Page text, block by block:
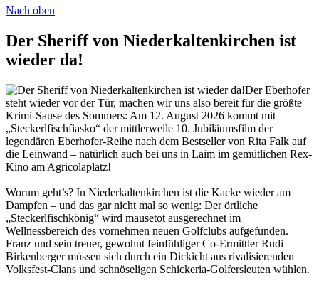
Nach oben
Der Sheriff von Niederkaltenkirchen ist
wieder da!
Der Eberhofer
steht wieder vor der Tür, machen wir uns also bereit für die größte
Krimi-Sause des Sommers: Am 12. August 2026 kommt mit
„Steckerlfischfiasko“ der mittlerweile 10. Jubiläumsfilm der
legendären Eberhofer-Reihe nach dem Bestseller von Rita Falk auf
die Leinwand – natürlich auch bei uns in Laim im gemütlichen Rex-
Kino am Agricolaplatz!
Worum geht’s? In Niederkaltenkirchen ist die Kacke wieder am
Dampfen – und das gar nicht mal so wenig: Der örtliche
„Steckerlfischkönig“ wird mausetot ausgerechnet im
Wellnessbereich des vornehmen neuen Golfclubs aufgefunden.
Franz und sein treuer, gewohnt feinfühliger Co-Ermittler Rudi
Birkenberger müssen sich durch ein Dickicht aus rivalisierenden
Volksfest-Clans und schnöseligen Schickeria-Golfersleuten wühlen.